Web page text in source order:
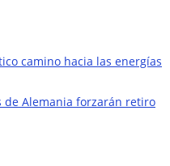
camino hacia las energías
de Alemania forzarán retiro